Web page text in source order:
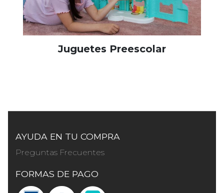
Juguetes Preescolar
AYUDA EN TU COMPRA
Preguntas Frecuentes
FORMAS DE PAGO